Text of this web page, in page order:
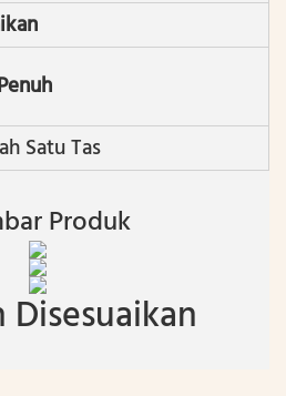
Satu Tas
Produk
Disesuaikan